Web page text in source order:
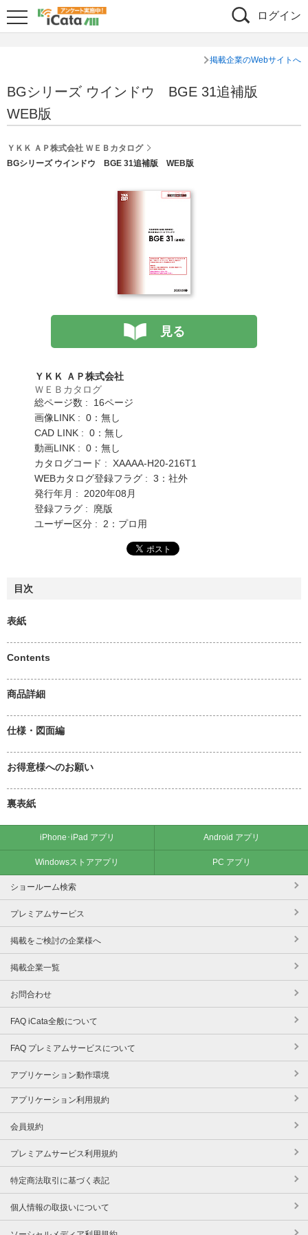
ログイン
掲載企業のWebサイトへ
BGシリーズ ウインドウ BGE 31追補版
WEB版
ＹＫＫ ＡＰ株式会社 ＷＥＢカタログ
BGシリーズ ウインドウ BGE 31追補版 WEB版
見る
ＹＫＫ ＡＰ株式会社
ＷＥＢカタログ
総ページ数 : 16ページ
画像LINK : 0：無し
CAD LINK : 0：無し
動画LINK : 0：無し
カタログコード : XAAAA-H20-216T1
WEBカタログ登録フラグ : 3：社外
発行年月 : 2020年08月
登録フラグ : 廃版
ユーザー区分 : 2：プロ用
目次
表紙
Contents
商品詳細
仕様・図面編
お得意様へのお願い
裏表紙
iPhone･iPad アプリ Android アプリ
Windowsストアアプリ PC アプリ
ショールーム検索
プレミアムサービス
掲載をご検討の企業様へ
掲載企業一覧
お問合わせ
FAQ iCata全般について
FAQ プレミアムサービスについて
アプリケーション動作環境
アプリケーション利用規約
会員規約
プレミアムサービス利用規約
特定商法取引に基づく表記
個人情報の取扱いについて